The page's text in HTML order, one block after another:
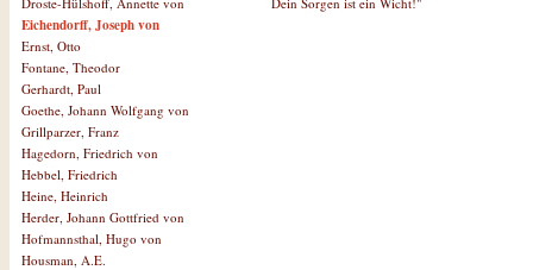
Eichendorff, Joseph von
Ernst, Otto
Fontane, Theodor
Gerhardt, Paul
Goethe, Johann Wolfgang von
Grillparzer, Franz
Hagedorn, Friedrich von
Hebbel, Friedrich
Heine, Heinrich
Herder, Johann Gottfried von
Hofmannsthal, Hugo von
Housman, A.E.